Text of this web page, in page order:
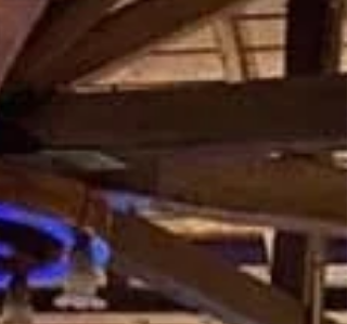
Mais um lindo dia de alegria no jardim das
artes! Música, Yoga, Poesia, Dança,Tarô e
práticas integrativas! Tudo isso acolhido por...